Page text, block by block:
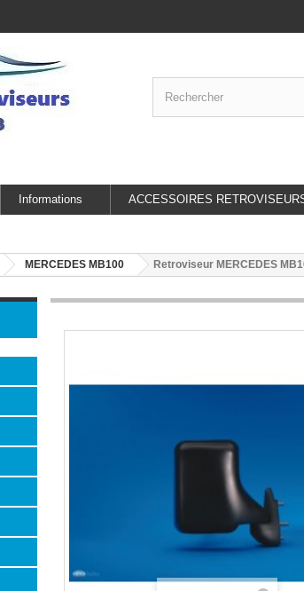
Informations ACCESSOIRES
MERCEDES MB100 Retroviseur MERCEDES